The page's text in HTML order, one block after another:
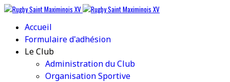
Accueil
Formulaire d'adhésion
Le Club
Administration du Club
Organisation Sportive